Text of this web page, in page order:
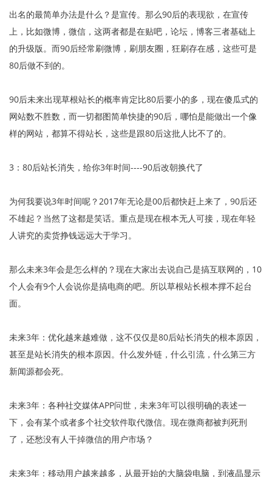
出名的最简单办法是什么？是宣传。那么90后的表现欲，在宣传
上，比如微博，微信，这两者都是在贴吧，论坛，博客三者基础上
的升级版。而90后经常刷微博，刷朋友圈，狂刷存在感，这些可是
80后做不到的。
90后未来出现草根站长的概率肯定比80后要小的多，现在傻瓜式的
网站数不胜数，而一切都图简单快捷的90后，哪怕是能做出一个像
样的网站，都算不得站长，这些是跟80后这批人比不了的。
3：80后站长消失，给你3年时间----90后改朝换代了
为何我要说3年时间呢？2017年无论是00后都快赶上来了，90后还
不雄起？当然了这都是笑话。重点是现在根本无人可接，现在年轻
人讲究的卖货挣钱远远大于学习。
那么未来3年会是怎么样的？现在大家出去说自己是搞互联网的，10
个人会有9个人会说你是搞电商的吧。所以草根站长根本撑不起台
面。
未来3年：优化越来越难做，这不仅仅是80后站长消失的根本原因，
甚至是站长消失的根本原因。什么发外链，什么引流，什么第三方
新闻源都会死。
未来3年：各种社交媒体APP问世，未来3年可以很明确的表述一
下，会有某个或者多个社交软件取代微信。现在微商都被判死刑
了，还愁没有人干掉微信的用户市场？
未来3年：移动用户越来越多，从最开始的大脑袋电脑，到液晶显示